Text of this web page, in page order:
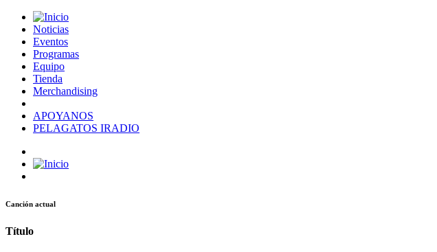
Noticias
Eventos
Programas
Equipo
Tienda
Merchandising
APOYANOS
PELAGATOS IRADIO
Canción actual
Título